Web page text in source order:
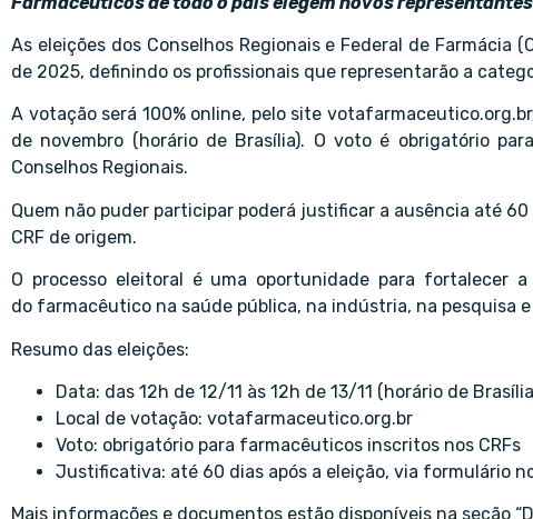
As eleições dos Conselhos Regionais e Federal de Farmácia
de 2025, definindo os profissionais que representarão a
A votação será 100% online, pelo site
de novembro (horário de Brasília). O voto é obrigatório
Conselhos Regionais.
Quem não puder participar poderá justificar a ausência até
CRF de origem.
O processo eleitoral é uma oportunidade para fortalecer
do farmacêutico na saúde pública, na indústria, na pesquisa
Resumo das eleições:
Data: das 12h de 12/11 às 12h de 13/11 (horário de
Local de votação: votafarmaceutico.org.br
Voto: obrigatório para farmacêuticos inscritos nos CRFs
Justificativa: até 60 dias após a eleição, via formulário
Mais informações e documentos estão disponíveis na seção